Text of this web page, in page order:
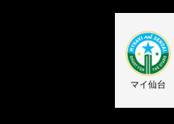
マイ仙台